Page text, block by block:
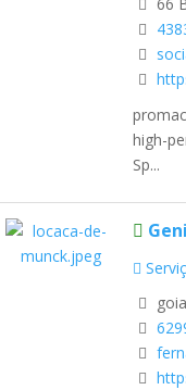
high-
Sp...